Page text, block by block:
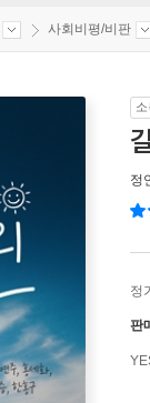
사회비평/비판
정
정
판